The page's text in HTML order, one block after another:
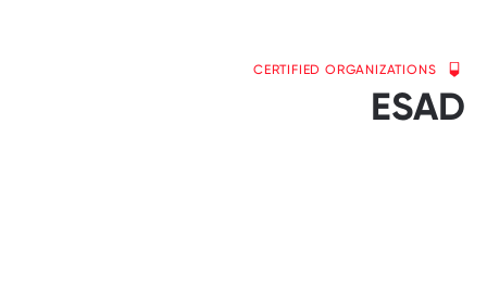
CERTIFIED ORGANIZATIONS
ESAD